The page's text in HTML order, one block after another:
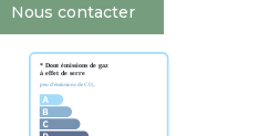
Nous contacter